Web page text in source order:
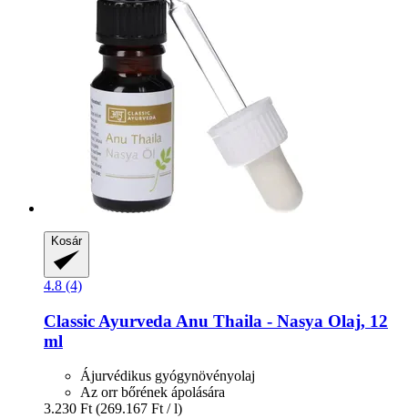
Kosár
4.8 (4)
Classic Ayurveda Anu Thaila -​ Nasya Olaj, 12
ml
Ájurvédikus gyógynövényolaj
Az orr bőrének ápolására
3.230 Ft (269.167 Ft / l)